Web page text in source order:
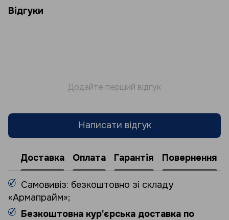
Відгуки
Додайте перший відгук
Написати відгук
Доставка Оплата Гарантія Повернення
Самовивіз: безкоштовно зі складу
«Армапрайм»;
Безкоштовна кур'єрська доставка по